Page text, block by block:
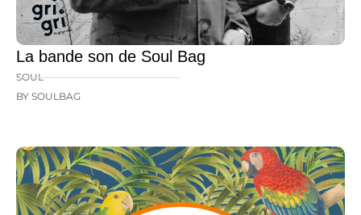
La bande son de Soul Bag
SOUL
BY SOULBAG